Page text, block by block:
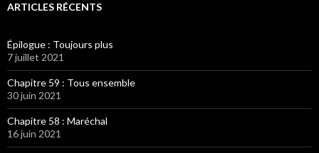
ARTICLES RÉCENTS
Épilogue : Toujours plus
7 juillet 2021
Chapitre 59 : Tous ensemble
30 juin 2021
Chapitre 58 : Maréchal
16 juin 2021